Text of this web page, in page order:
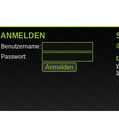
ANMELDEN
Benutzername:
Passwort: